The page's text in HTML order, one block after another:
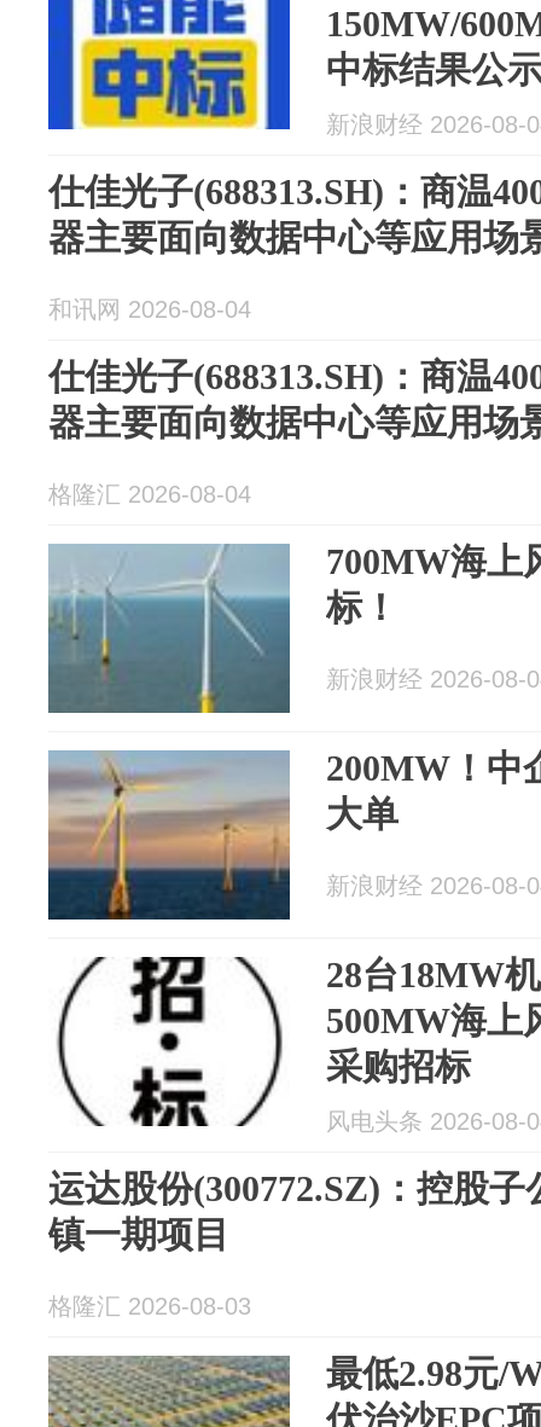
150MW/
中标结果公
新浪财经 2026-08-
仕佳光子(688313.SH)：商温
器主要面向数据中心等应用场
和讯网 2026-08-04
仕佳光子(688313.SH)：商温
器主要面向数据中心等应用场
格隆汇 2026-08-04
700MW海上
标！
新浪财经 2026-08-
200MW！中
大单
新浪财经 2026-08-
28台18MW
500MW海上
采购招标
风电头条 2026-08-
运达股份(300772.SZ)：控股
镇一期项目
格隆汇 2026-08-03
最低2.98元/